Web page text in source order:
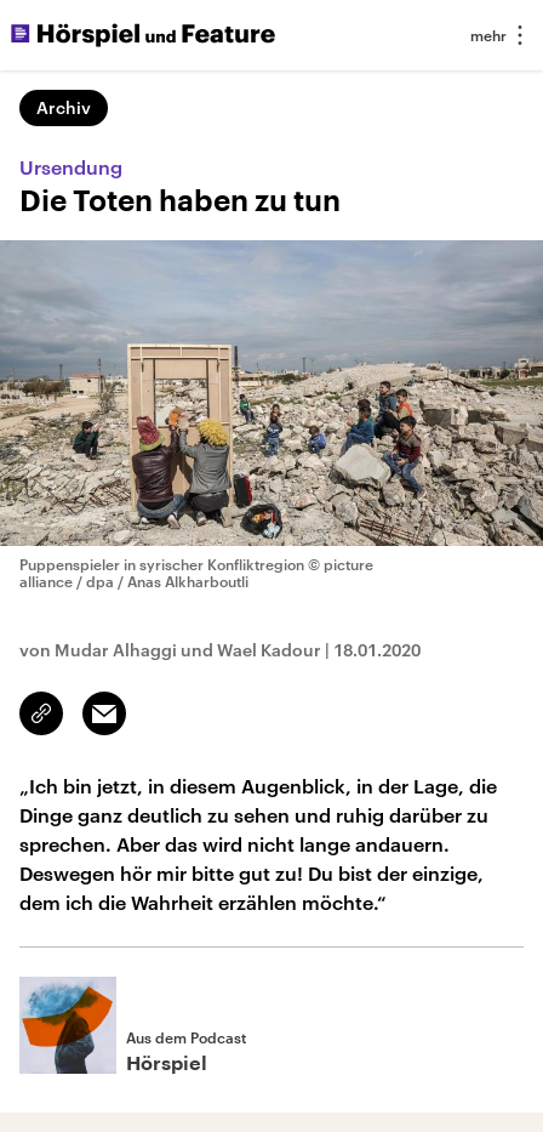
Archiv
Ursendung
Die Toten haben zu tun
Puppenspieler in syrischer Konfliktregion © picture
alliance / dpa / Anas Alkharboutli
von Mudar Alhaggi und Wael Kadour | 18.01.2020
Link
kopieren/teilen
Email
„Ich bin jetzt, in diesem Augenblick, in der Lage, die
Dinge ganz deutlich zu sehen und ruhig darüber zu
sprechen. Aber das wird nicht lange andauern.
Deswegen hör mir bitte gut zu! Du bist der einzige,
dem ich die Wahrheit erzählen möchte.“
Aus dem Podcast
Hörspiel